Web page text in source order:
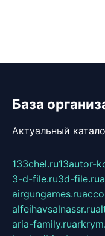
База
Актуальный
133chel.ru13autor-
3-d-file.ru3d-file.ru
airgungames.ru
alfeihavsalnassr.ru
aria-family.ru